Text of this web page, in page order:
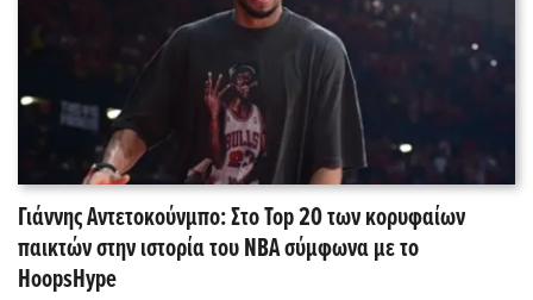
Γιάννης Αντετοκούνμπο: Στο Top 20 των κορυφαίων
παικτών στην ιστορία του NBA σύμφωνα με το
HoopsHype